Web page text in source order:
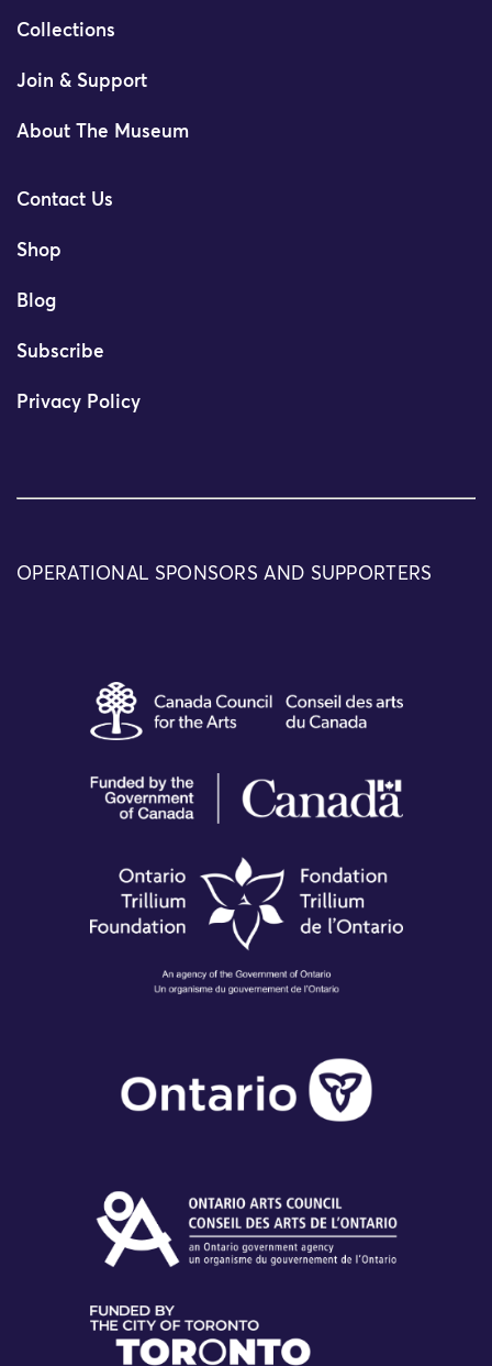
Collections
Join & Support
About The Museum
Contact Us
Shop
Blog
Subscribe
Privacy Policy
OPERATIONAL SPONSORS AND SUPPORTERS